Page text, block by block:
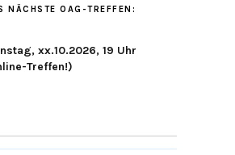
NÄCHSTE OAG-TREFFEN:
xx.10.2026, 19 Uhr
Treffen!)